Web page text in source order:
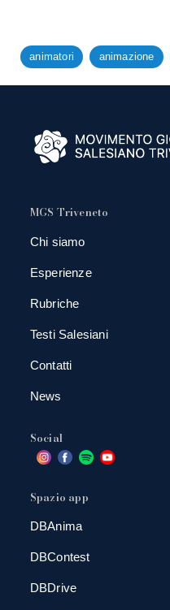
animatori animazione
MGS Triveneto
Chi siamo
Esperienze
Rubriche
Testi Salesiani
Contatti
News
Social
Spazio app
DBAnima
DBContest
DBDrive